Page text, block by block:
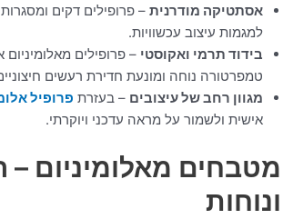
אסתטיקה מודרנית – פרופילים דקים
למגמות עיצוב עכשוויות.
בידוד תרמי ואקוסטי – פרופילים
טמפרטורה נוחה ומונעת חדירת רעשים
מגוון רחב של עיצובים – בעזרת פרופיל
אישית ולשמור על מראה עדכני ויוקרתי.
מטבחים מאלומיניום
ונוחות